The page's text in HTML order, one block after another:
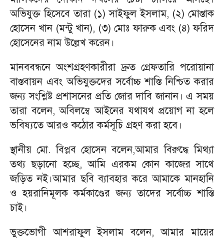
অভিযুক্ত হিসেবে তারা (১) সাইফুল ইসলাম, (২) মোস্তাক
হোসেন খান (মন্টু খান), (৩) মোঃ ফারুক এবং (৪) ফরিদ
হোসেনের নাম উল্লেখ করেন।
মানববন্ধনে অংশগ্রহণকারীরা দ্রুত গ্রেফতারি পরোয়ানা
বাস্তবায়ন এবং অভিযুক্তদের সর্বোচ্চ শাস্তি নিশ্চিত করার
জন্য সংশ্লিষ্ট প্রশাসনের প্রতি জোর দাবি জানান। এ সময়
তারা বলেন, অবিলম্বে আইনের যথাযথ প্রয়োগ না হলে
ভবিষ্যতে আরও কঠোর কর্মসূচি গ্রহণ করা হবে।
স্থানীয় মো. বিপ্লব হোসেন বলেন,আমার বিরুদ্ধে মিথ্যা
তথ্য ছড়ানো হচ্ছে, আমি এরকম কোন কাজের সাথে
জড়িত নই।আমার ছবি ব্যাবহার করে আমাকে মানহানি
ও হয়রানিমূলক কর্মকাণ্ডের জন্য তাদের সর্বোচ্চ শাস্তি
চাই।
ভুক্তভোগী আশরাফুল ইসলাম বলেন, আমার মায়ের